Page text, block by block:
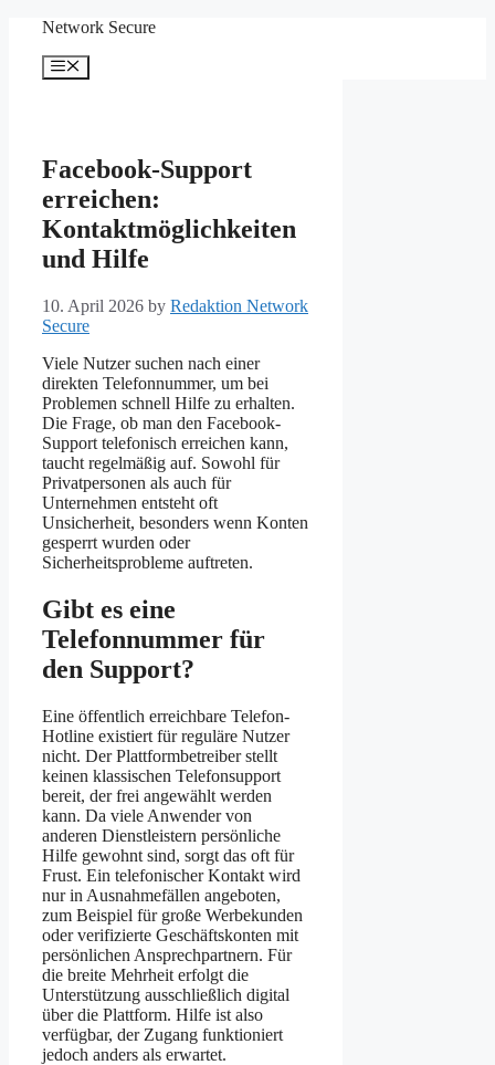
content
Network Secure
Menu
Facebook-Support
erreichen:
Kontaktmöglichkeiten
und Hilfe
10. April 2026 by Redaktion Network
Secure
Viele Nutzer suchen nach einer
direkten Telefonnummer, um bei
Problemen schnell Hilfe zu erhalten.
Die Frage, ob man den Facebook-
Support telefonisch erreichen kann,
taucht regelmäßig auf. Sowohl für
Privatpersonen als auch für
Unternehmen entsteht oft
Unsicherheit, besonders wenn Konten
gesperrt wurden oder
Sicherheitsprobleme auftreten.
Gibt es eine
Telefonnummer für
den Support?
Eine öffentlich erreichbare Telefon-
Hotline existiert für reguläre Nutzer
nicht. Der Plattformbetreiber stellt
keinen klassischen Telefonsupport
bereit, der frei angewählt werden
kann. Da viele Anwender von
anderen Dienstleistern persönliche
Hilfe gewohnt sind, sorgt das oft für
Frust. Ein telefonischer Kontakt wird
nur in Ausnahmefällen angeboten,
zum Beispiel für große Werbekunden
oder verifizierte Geschäftskonten mit
persönlichen Ansprechpartnern. Für
die breite Mehrheit erfolgt die
Unterstützung ausschließlich digital
über die Plattform. Hilfe ist also
verfügbar, der Zugang funktioniert
jedoch anders als erwartet.